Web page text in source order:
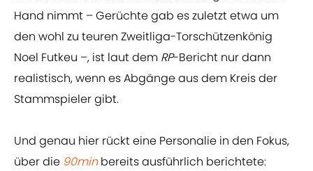
Hand nimmt – Gerüchte gab es zuletzt etwa um
den wohl zu teuren Zweitliga-Torschützenkönig
Noel Futkeu –, ist laut dem RP-Bericht nur dann
realistisch, wenn es Abgänge aus dem Kreis der
Stammspieler gibt.
Und genau hier rückt eine Personalie in den Fokus,
über die 90minbereits ausführlich berichtete: